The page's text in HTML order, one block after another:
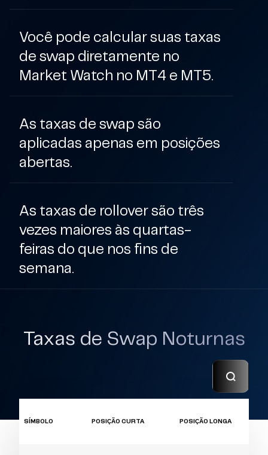
Você pode calcular suas taxas
de swap diretamente no
Market Watch no MT4 e MT5.
As taxas de swap são
aplicadas apenas em posições
abertas.
As taxas de rollover são três
vezes maiores às quartas-
feiras do que nos fins de
semana.
Taxas de Swap Noturnas
SÍMBOLO POSIÇÃO CURTA POSIÇÃO LONGA